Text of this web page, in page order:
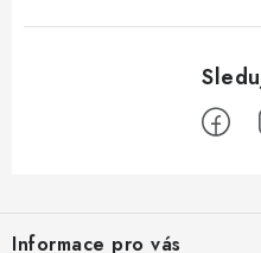
Informace pro vás